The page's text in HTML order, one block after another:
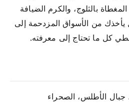
بالثلوج، والكرم الضيافة
يأخذك من الأسواق المزدحمة إلى
كل ما تحتاج إلى معرفته.
الأطلس، الصحراء